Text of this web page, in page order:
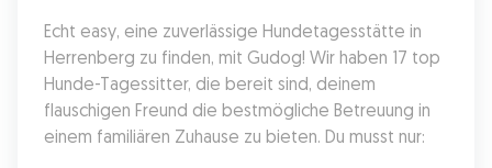
Echt easy, eine zuverlässige Hundetagesstätte in
Herrenberg zu finden, mit Gudog! Wir haben 17 top
Hunde-Tagessitter, die bereit sind, deinem
flauschigen Freund die bestmögliche Betreuung in
einem familiären Zuhause zu bieten. Du musst nur: